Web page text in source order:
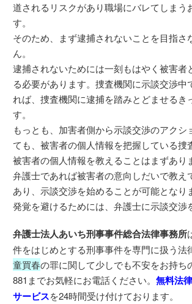
道されるリスクがあり職場にバレてしまう
す。
そのため、まず逮捕されないことを目指さ
ん。
逮捕されないためには一刻もはやく被害者
る必要があります。捜査機関に示談交渉中
れば、捜査機関に逮捕を踏みとどませるき
す。
もっとも、加害者側から示談交渉のアクシ
ても、被害者の個人情報を把握している捜
被害者の個人情報を教えることはまずあり
弁護士であれば被害者の意向しだいで教え
あり、示談交渉を始めることが可能となり
発覚を避けるためには、弁護士に示談交渉
弁護士法人あいち刑事事件総合法律事務所
件をはじめとする刑事事件を専門に扱う法
童買春の罪に関して少しでも不安をお持ち
881までお気軽にお電話ください。無料法
サービスを24時間受け付けております。